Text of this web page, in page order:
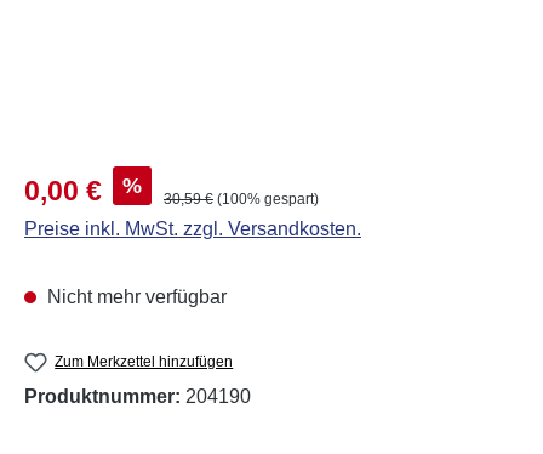
Verkaufspreis:
0,00 € % Regulärer Preis:
30,59 € (100% gespart)
Preise inkl. MwSt. zzgl. Versandkosten.
Nicht mehr verfügbar
Zum Merkzettel hinzufügen
Produktnummer: 204190